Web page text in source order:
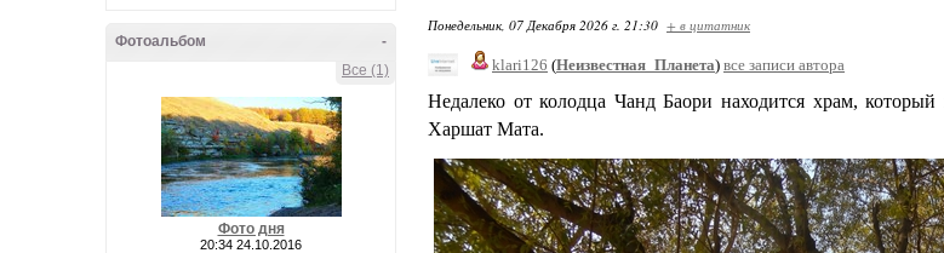
-
Фотоальбом
Все (1)
Фото дня
20:34 24.10.2016
Понедельник, 07 Декабря 2026 г. 21:30 + в цитатник
klari126 (Неизвестная_Планета) все записи автора
Недалеко от колодца Чанд Баори находится храм,
Харшат Мата.